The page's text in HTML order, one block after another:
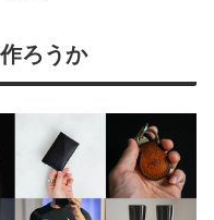
ろうか